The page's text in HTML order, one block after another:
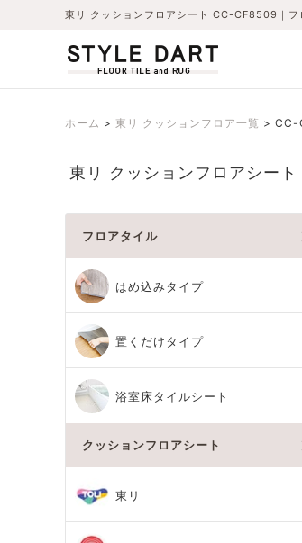
東リ クッションフロアシート CC-CF8509｜フ
ホーム 東リ クッションフロア一覧 CC-
東リ クッションフロアシー
フロアタイル
はめ込みタイプ
置くだけタイプ
浴室床タイルシート
クッションフロアシート
東リ